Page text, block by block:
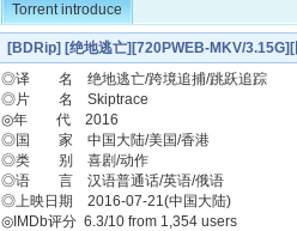
Torrent introduce
[BDRip] [绝地逃亡][720PWEB-MKV/
◎译 名 绝地逃亡/跨境追捕/跳跃追踪
◎片 名 Skiptrace
◎年 代 2016
◎国 家 中国大陆/美国/香港
◎类 别 喜剧/动作
◎语 言 汉语普通话/英语/俄语
◎上映日期 2016-07-21(中国大陆)
◎IMDb评分 6.3/10 from 1,354 users